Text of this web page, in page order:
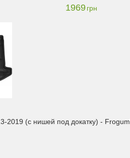
1969 грн
2019 (с нишей под докатку) - Frogum